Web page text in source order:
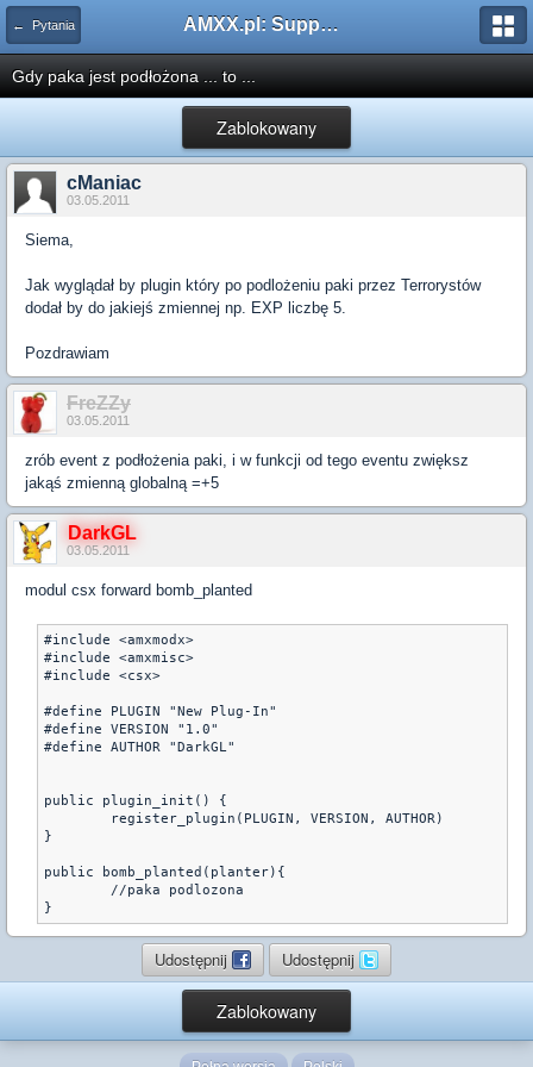
← Pytania AMXX.pl: Support AMX Mod X i SourceMod
Gdy paka jest podłożona ... to ...
Zablokowany
cManiac
03.05.2011
Siema,
Jak wyglądał by plugin który po podlożeniu paki przez Terrorystów
dodał by do jakiejś zmiennej np. EXP liczbę 5.
Pozdrawiam
FreZZy
03.05.2011
zrób event z podłożenia paki, i w funkcji od tego eventu zwiększ
jakąś zmienną globalną =+5
DarkGL
03.05.2011
modul csx forward bomb_planted
#include <amxmodx>
#include <amxmisc>
#include <csx>
#define PLUGIN "New Plug-In"
#define VERSION "1.0"
#define AUTHOR "DarkGL"
public plugin_init() {
}
public bomb_planted(planter){
}
Udostępnij Udostępnij
Zablokowany